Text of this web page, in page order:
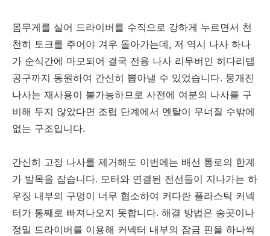
몸무게를 실어 드라이버를 수직으로 강하게 누르면서 천
천히 토크를 주어야 겨우 돌아가는데, 저 역시 나사 하나
가 순식간에 마모되어 결국 전용 나사 리무버인 히다리탭
공구까지 동원하여 간신히 뽑아낼 수 있었습니다. 뭉개진
나사는 재사용이 불가능하므로 사전에 여분의 나사를 구
비해 두지 않았다면 조립 단계에서 멘탈이 무너질 수밖에
없는 구조입니다.
간신히 고정 나사를 제거해도 이번에는 배선 통로의 한계
가 발목을 잡습니다. 모터와 연결된 전선들이 지나가는 하
우징 내부의 구멍이 너무 협소하여 커다란 플라스틱 커넥
터가 통째로 빠져나오지 못합니다. 해결 방법은 송곳이나
정밀 드라이버를 이용해 커넥터 내부의 잠금 핀을 하나씩